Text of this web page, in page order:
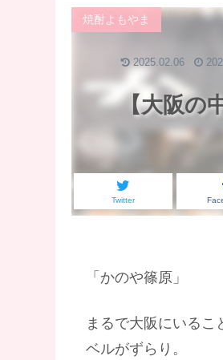
【大阪の
焼酎よもやま
Twitter
2025.02.06
「かのや篠原」
まるで大阪にいるこ
ベルがずらり。